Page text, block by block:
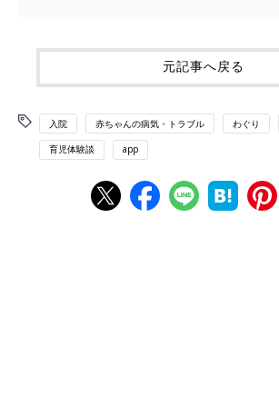
元記事へ戻る
入院 赤ちゃんの病気・トラブル わぐり
育児体験談 app